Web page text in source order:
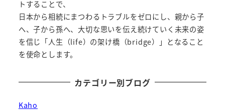
トすることで、
日本から相続にまつわるトラブルをゼロにし、親から子
へ、子から孫へ、大切な思いを伝え続けていく未来の姿
を信じ「人生（life）の架け橋（bridge）」となること
を使命とします。
カテゴリー別ブログ
Kaho